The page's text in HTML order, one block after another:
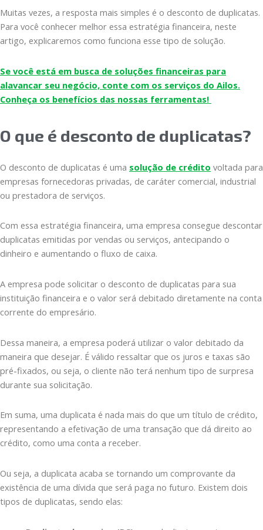
Muitas vezes, a resposta mais simples é o desconto de duplicatas.
Para você conhecer melhor essa estratégia financeira, neste
artigo, explicaremos como funciona esse tipo de solução.
Se você está em busca de soluções financeiras para
alavancar seu negócio, conte com os serviços do Ailos.
Conheça os benefícios das nossas ferramentas!
O que é desconto de duplicatas?
O desconto de duplicatas é uma solução de crédito voltada para
empresas fornecedoras privadas, de caráter comercial, industrial
ou prestadora de serviços.
Com essa estratégia financeira, uma empresa consegue descontar
duplicatas emitidas por vendas ou serviços, antecipando o
dinheiro e aumentando o fluxo de caixa.
A empresa pode solicitar o desconto de duplicatas para sua
instituição financeira e o valor será debitado diretamente na conta
corrente do empresário.
Dessa maneira, a empresa poderá utilizar o valor debitado da
maneira que desejar. É válido ressaltar que os juros e taxas são
pré-fixados, ou seja, o cliente não terá nenhum tipo de surpresa
durante sua solicitação.
Em suma, uma duplicata é nada mais do que um título de crédito,
representando a efetivação de uma transação que dá direito ao
crédito, como uma conta a receber.
Ou seja, a duplicata acaba se tornando um comprovante da
existência de uma dívida que será paga no futuro. Existem dois
tipos de duplicatas, sendo elas: